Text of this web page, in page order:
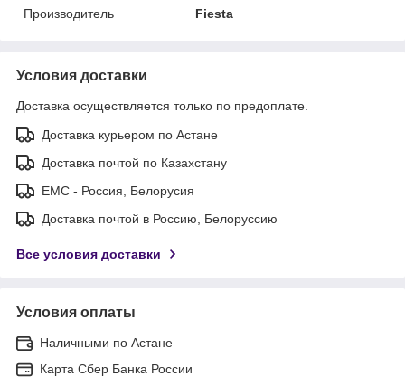
Производитель Fiesta
Условия доставки
Доставка осуществляется только по предоплате.
Доставка курьером по Астане
Доставка почтой по Казахстану
ЕМС - Россия, Белорусия
Доставка почтой в Россию, Белоруссию
Все условия доставки
Условия оплаты
Наличными по Астане
Карта Сбер Банка России